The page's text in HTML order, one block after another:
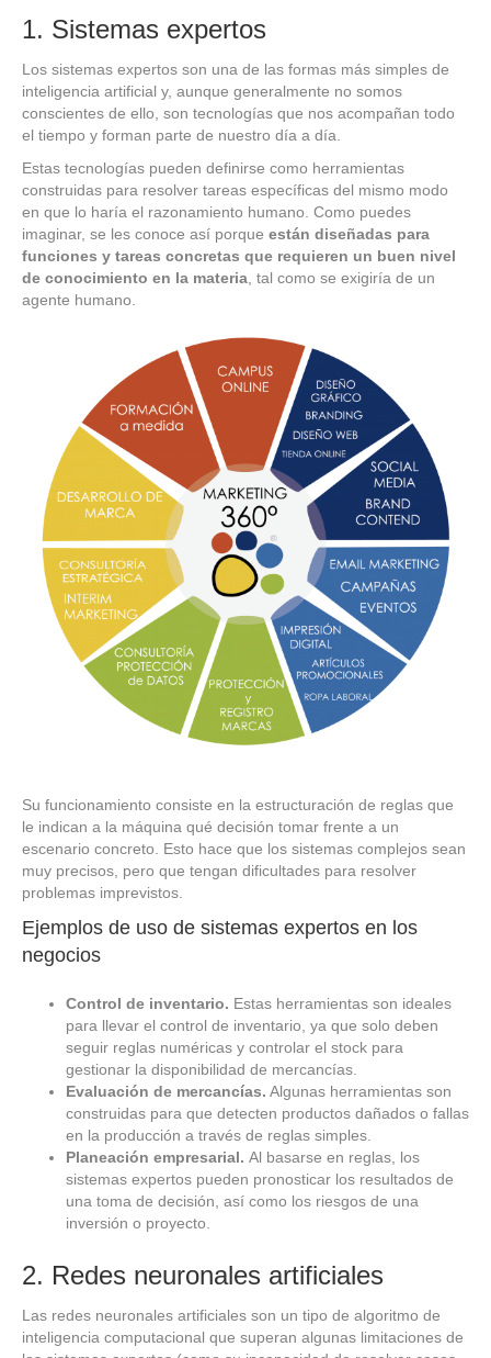
1. Sistemas expertos
Los sistemas expertos son una de las formas más simples de
inteligencia artificial y, aunque generalmente no somos
conscientes de ello, son tecnologías que nos acompañan todo
el tiempo y forman parte de nuestro día a día.
Estas tecnologías pueden definirse como herramientas
construidas para resolver tareas específicas del mismo modo
en que lo haría el razonamiento humano. Como puedes
imaginar, se les conoce así porque están diseñadas para
funciones y tareas concretas que requieren un buen nivel
de conocimiento en la materia, tal como se exigiría de un
agente humano.
Su funcionamiento consiste en la estructuración de reglas que
le indican a la máquina qué decisión tomar frente a un
escenario concreto. Esto hace que los sistemas complejos sean
muy precisos, pero que tengan dificultades para resolver
problemas imprevistos.
Ejemplos de uso de sistemas expertos en los
negocios
Control de inventario. Estas herramientas son ideales
para llevar el control de inventario, ya que solo deben
seguir reglas numéricas y controlar el stock para
gestionar la disponibilidad de mercancías.
Evaluación de mercancías. Algunas herramientas son
construidas para que detecten productos dañados o fallas
en la producción a través de reglas simples.
Planeación empresarial. Al basarse en reglas, los
sistemas expertos pueden pronosticar los resultados de
una toma de decisión, así como los riesgos de una
inversión o proyecto.
2. Redes neuronales artificiales
Las redes neuronales artificiales son un tipo de algoritmo de
inteligencia computacional que superan algunas limitaciones de